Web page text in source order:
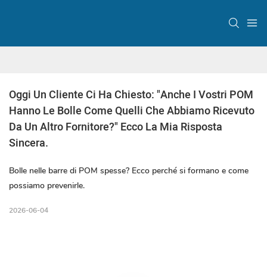
Oggi Un Cliente Ci Ha Chiesto: "Anche I Vostri POM
Hanno Le Bolle Come Quelli Che Abbiamo Ricevuto
Da Un Altro Fornitore?" Ecco La Mia Risposta
Sincera.
Bolle nelle barre di POM spesse? Ecco perché si formano e come
possiamo prevenirle.
2026-06-04